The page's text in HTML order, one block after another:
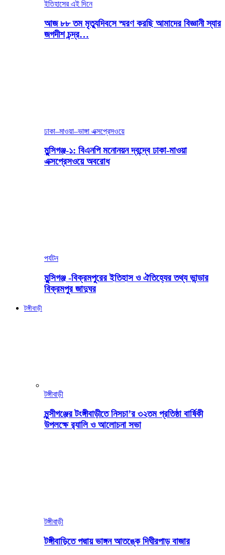
ইতিহাসের এই দিনে
আজ ৮৮ তম মৃত্যুদিবসে স্মরণ করছি আমাদের বিজ্ঞানী স্যার
জগদীশ চন্দ্র…
ঢাকা–মাওয়া–ভাঙ্গা এক্সপ্রেসওয়ে
মুন্সিগঞ্জ-১: বিএনপি মনোনয়ন দ্বন্দ্বে ঢাকা-মাওয়া
এক্সপ্রেসওয়ে অবরোধ
পর্যটন
মুন্সিগঞ্জ -বিক্রমপুরের ইতিহাস ও ঐতিহ্যের তথ্য ভান্ডার
বিক্রমপুর জাদুঘর
টঙ্গীবাড়ী
টঙ্গীবাড়ী
মুন্সীগঞ্জের টংঙ্গীবাড়ীতে নিসচা’র ৩২তম প্রতিষ্ঠা বার্ষিকী
উপলক্ষে র‍্যালি ও আলোচনা সভা
টঙ্গীবাড়ী
টঙ্গীবাড়িতে পদ্মায় ভাঙ্গন আতঙ্কে দিঘীরপাড় বাজার